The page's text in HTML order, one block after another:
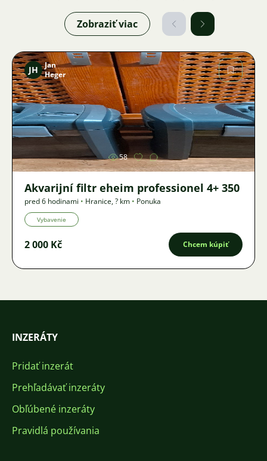
Zobraziť viac
Obrázok
JH
Jan
Heger
58
Akvarijní filtr eheim professionel 4+ 350
pred 6 hodinami • Hranice,? km • Ponuka
Vybavenie
2 000 Kč Chcem kúpiť
INZERÁTY
Pridať inzerát
Prehľadávať inzeráty
Obľúbené inzeráty
Pravidlá používania